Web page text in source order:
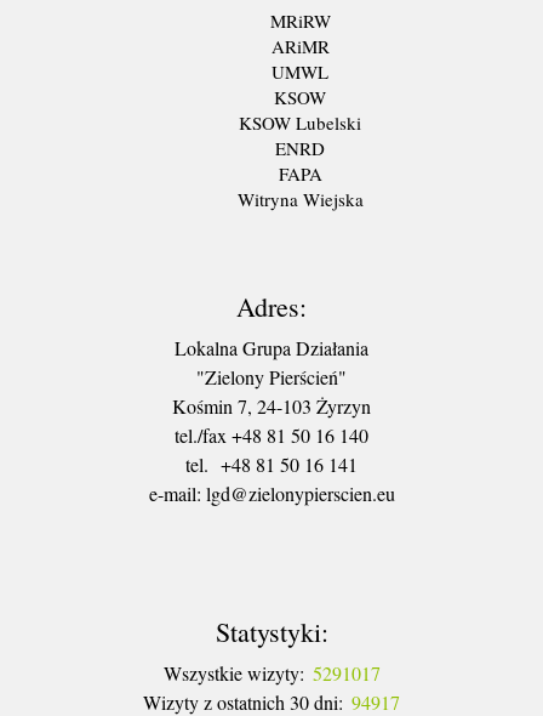
MRiRW
ARiMR
UMWL
KSOW
KSOW Lubelski
ENRD
FAPA
Witryna Wiejska
Adres:
Lokalna Grupa Działania
"Zielony Pierścień"
Kośmin 7, 24-103 Żyrzyn
tel./fax +48 81 50 16 140
tel. +48 81 50 16 141
​e-mail: lgd@zielonypierscien.eu
Statystyki:
Wszystkie wizyty: 5291017
Wizyty z ostatnich 30 dni: 94917